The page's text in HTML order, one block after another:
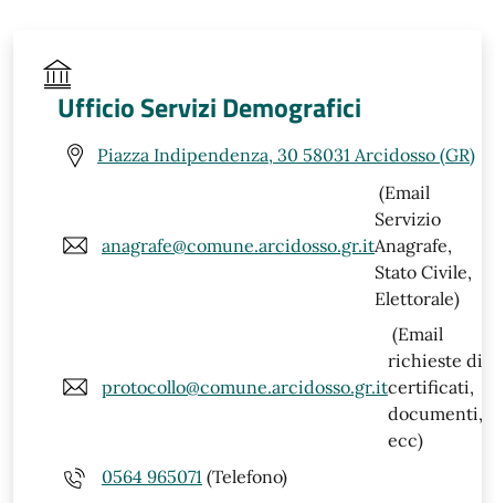
Ufficio Servizi Demografici
Piazza Indipendenza, 30 58031 Arcidosso (GR)
anagrafe@comune.arcidosso.gr.it
(Email
Servizio
Anagrafe,
Stato Civile,
Elettorale)
protocollo@comune.arcidosso.gr.it
(Email
richieste di
certificati,
documenti,
ecc)
0564 965071 (Telefono)